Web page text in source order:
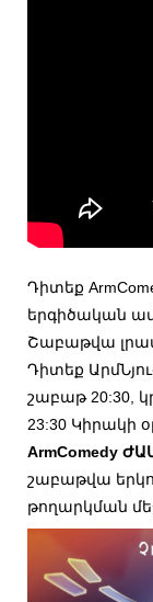
Դիտեք
երգիծական
Շաբաթվա
Դիտեք
շաբաթ 20:30,
23:30 Կիրակի
ArmComedy
շաբաթվա
թողարկման